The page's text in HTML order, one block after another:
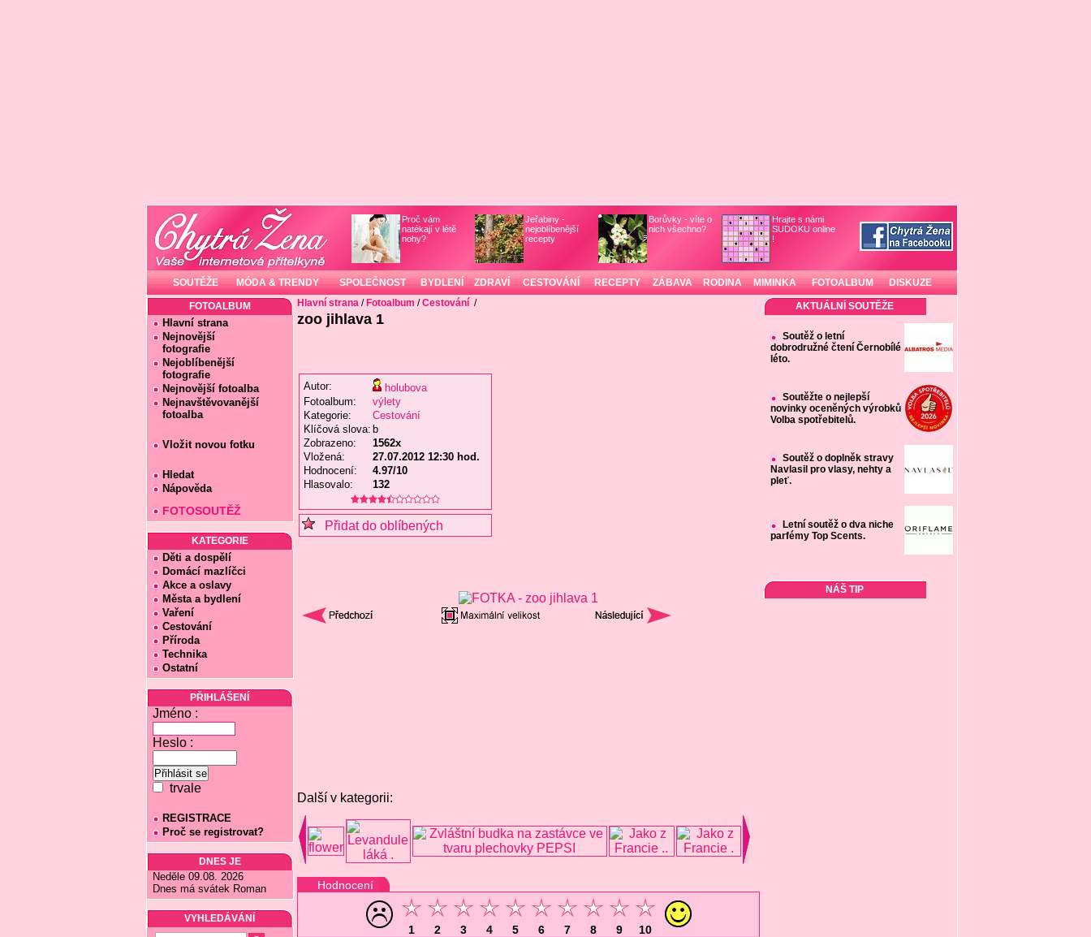
Proč vám
natékají v létě
nohy?
Jeřabiny -
nejoblíbenější
recepty
Borůvky - víte o
nich všechno?
Hrajte s námi
SUDOKU online
!
SOUTĚŽE MÓDA & TRENDY SPOLEČNOST BYDLENÍ ZDRAVÍ CESTOVÁNÍ RECEPTY ZÁBAVA RODINA MIMINKA FOTOALBUM DISKUZE
FOTOALBUM
Hlavní strana
Nejnovější
fotografie
Nejoblíbenější
fotografie
Nejnovější fotoalba
Nejnavštěvovanější
fotoalba
Vložit novou fotku
Hledat
Nápověda
FOTOSOUTĚŽ
KATEGORIE
Děti a dospělí
Domácí mazlíčci
Akce a oslavy
Města a bydlení
Vaření
Cestování
Příroda
Technika
Ostatní
PŘIHLÁŠENÍ
Jméno :
Heslo :
trvale
REGISTRACE
Proč se registrovat?
DNES JE
Neděle 09.08. 2026
Dnes má svátek Roman
VYHLEDÁVÁNÍ
Hlavní strana/ Fotoalbum /Cestování /
zoo jihlava 1
Autor:
holubova
Fotoalbum:
výlety
Kategorie:
Cestování
Klíčová slova: b
Zobrazeno:
1562x
Vložená:
27.07.2012 12:30 hod.
Hodnocení:
4.97/10
Hlasovalo:
132
Přidat do oblíbených
Další v kategorii:
Hodnocení
1 2 3 4 5 6 7 8 9 10
AKTUÁLNÍ SOUTĚŽE
Soutěž o letní
dobrodružné čtení Černobílé
léto.
Soutěžte o nejlepší
novinky oceněných výrobků
Volba spotřebitelů.
Soutěž o doplněk stravy
Navlasil pro vlasy, nehty a
pleť.
Letní soutěž o dva niche
parfémy Top Scents.
NÁŠ TIP